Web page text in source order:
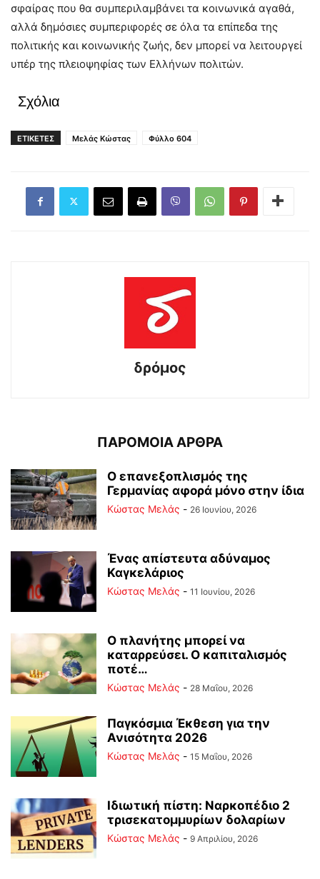
σφαίρας που θα συμπεριλαμβάνει τα κοινωνικά αγαθά,
αλλά δημόσιες συμπεριφορές σε όλα τα επίπεδα της
πολιτικής και κοινωνικής ζωής, δεν μπορεί να λειτουργεί
υπέρ της πλειοψηφίας των Ελλήνων πολιτών.
Σχόλια
ΕΤΙΚΕΤΕΣ Μελάς Κώστας Φύλλο 604
δρόμος
ΠΑΡΟΜΟΙΑ ΑΡΘΡΑ
Ο επανεξοπλισμός της
Γερμανίας αφορά μόνο στην ίδια
Κώστας Μελάς - 26 Ιουνίου, 2026
Ένας απίστευτα αδύναμος
Καγκελάριος
Κώστας Μελάς - 11 Ιουνίου, 2026
Ο πλανήτης μπορεί να
καταρρεύσει. Ο καπιταλισμός
ποτέ…
Κώστας Μελάς - 28 Μαΐου, 2026
Παγκόσμια Έκθεση για την
Ανισότητα 2026
Κώστας Μελάς - 15 Μαΐου, 2026
Ιδιωτική πίστη: Ναρκοπέδιο 2
τρισεκατομμυρίων δολαρίων
Κώστας Μελάς - 9 Απριλίου, 2026